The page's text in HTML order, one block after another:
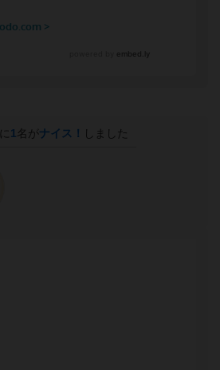
1 名がナイス！ しました